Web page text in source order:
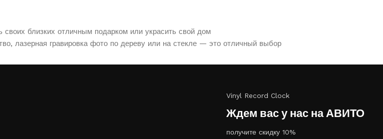
своих близких отличным подарком или украсить свой дом
лазерная гравировка фото по дереву или на стекле — это отличный выбор
Vinyl Record Clock
Ждем вас у нас на АВИТО
получите скидку 10%